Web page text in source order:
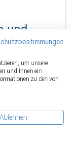
und
1.0 von
ENISA
um unsere
und Ihnen ein
zu den von
Ablehnen